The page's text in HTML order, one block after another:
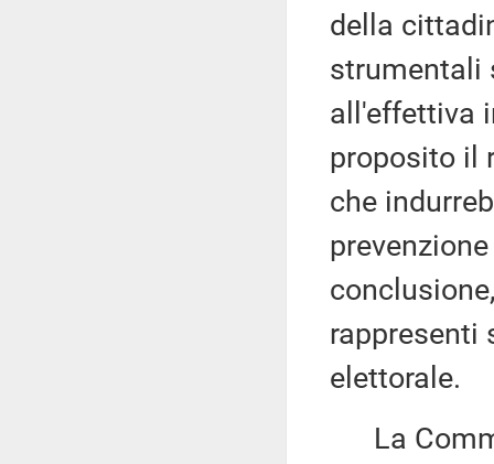
della
strumentali
all'effettiva
proposito il
che
rappresenti
elettorale.
La